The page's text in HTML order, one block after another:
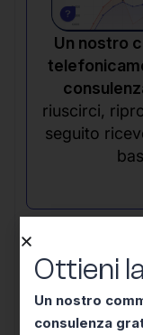
Un nostro
riuscirci,
seguito
Ottieni
Un nostro
consulenza